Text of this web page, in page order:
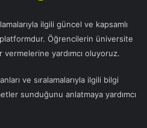
ilgili güncel ve kapsamlı
Öğrencilerin üniversite
yardımcı oluyoruz.
ve sıralamalarıyla ilgili bilgi
sunduğunu anlatmaya yardımcı